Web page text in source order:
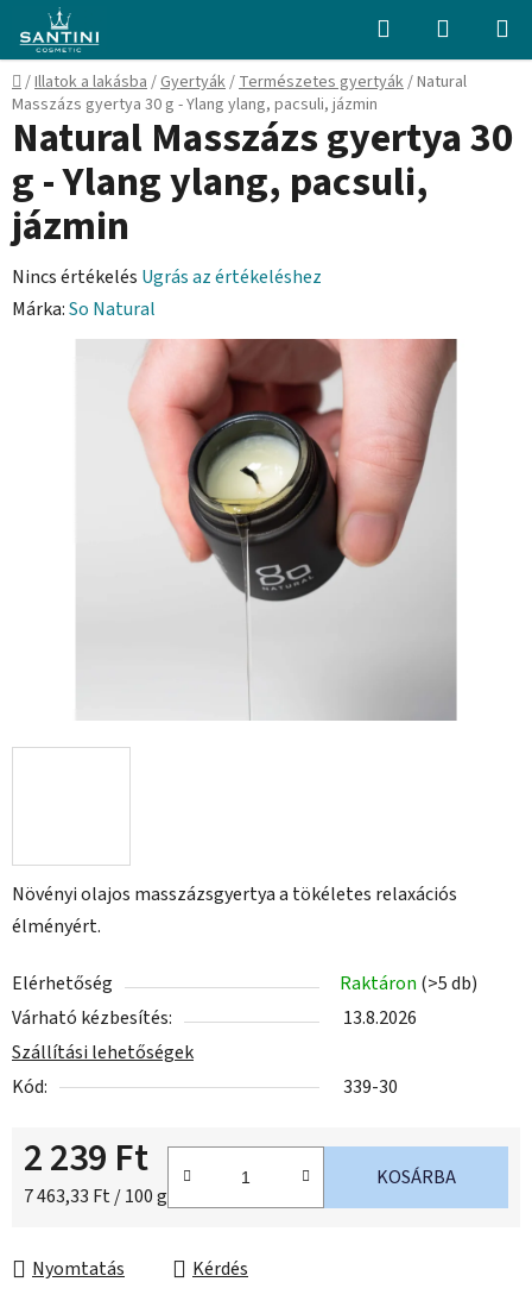
fő
tartalomhoz
Keresés KOSÁR
Kezdőlap
/Illatok a lakásba/Gyertyák/Természetes gyertyák/Natural
Masszázs gyertya 30 g - Ylang ylang, pacsuli, jázmin
Növényi olajos masszázsgyertya a tökéletes relaxációs
élményért.
Elérhetőség Raktáron (>5 db)
Várható kézbesítés:
13.8.2026
Szállítási lehetőségek
Kód:
339-30
2 239 Ft
Egységár:
7 463,33 Ft / 100 g
KOSÁRBA
Nyomtatás Kérdés
Natural Masszázs gyertya 30
g - Ylang ylang, pacsuli,
jázmin
A
termék
Nincs értékelés Ugrás az értékeléshez
Márka:So Natural